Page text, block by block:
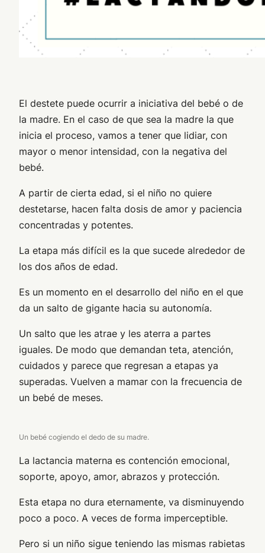
El destete puede ocurrir a iniciativa del bebé o de
la madre. En el caso de que sea la madre la que
inicia el proceso, vamos a tener que lidiar, con
mayor o menor intensidad, con la negativa del
bebé.
A partir de cierta edad, si el niño no quiere
destetarse, hacen falta dosis de amor y paciencia
concentradas y potentes.
La etapa más difícil es la que sucede alrededor de
los dos años de edad.
Es un momento en el desarrollo del niño en el que
da un salto de gigante hacia su autonomía.
Un salto que les atrae y les aterra a partes
iguales. De modo que demandan teta, atención,
cuidados y parece que regresan a etapas ya
superadas. Vuelven a mamar con la frecuencia de
un bebé de meses.
Un bebé cogiendo el dedo de su madre.
La lactancia materna es contención emocional,
soporte, apoyo, amor, abrazos y protección.
Esta etapa no dura eternamente, va disminuyendo
poco a poco. A veces de forma imperceptible.
Pero si un niño sigue teniendo las mismas rabietas